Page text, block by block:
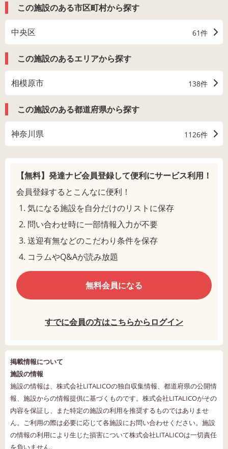
この施設のある市区町村から探す
中央区 61件
この施設のあるエリアから探す
相模原市 138件
この施設のある都道府県から探す
神奈川県 1126件
【無料】発達ナビ会員登録して便利にサービス利用！
会員登録するとこんなに便利！
気になる施設を自分だけのリストに保存
問い合わせ時に一部情報入力が不要
送迎有無などのこだわり条件を保存
コラムやQ&Aが読み放題
無料会員になる
すでに会員の方はこちらからログイン
掲載情報について
施設の情報
施設の情報は、株式会社LITALICOの独自収集情報、都道府県の公開情
報、施設からの情報提供に基づくものです。株式会社LITALICOがその
内容を保証し、また特定の施設の利用を推奨するものではありませ
ん。ご利用の際は必要に応じて各施設にお問い合わせください。施設
の情報の利用により生じた損害について株式会社LITALICOは一切責任
を負いません。